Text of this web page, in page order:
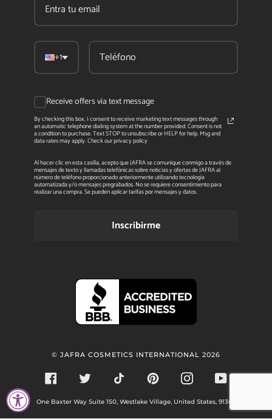
+1
Receive offers via text message
By checking this box, I consent to receive marketing text messages through
an automatic telephone dialing system at the number provided. Consent is not
a condition to purchase. Text STOP to unsubscribe or HELP for help. Msg and
data rates may apply. Check our privacy policy
Al hacer clic en esta casilla, acepto que JAFRA se comunique conmigo a través de
mensajes de texto y llamadas telefónicas sobre noticias y ofertas de JAFRA al
número de teléfono proporcionado anteriormente utilizando tecnología
automatizada y/o mensajes pregrabados. No se requiere consentimiento para
realizar una compra. Se pueden aplicar tarifas por mensajes y datos.
Inscribirme
© JAFRA COSMETICS INTERNATIONAL 2026
FACEBOOKTWITTERTIKTOK PINTERESTINSTAGRAMYOUTUBE
One Baxter Way Suite 150, Westlake Village, United States, 91362